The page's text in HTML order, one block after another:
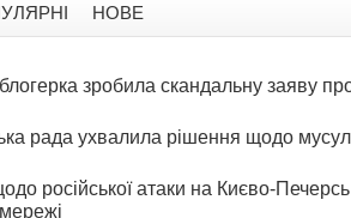
НОВЕ
зробила скандальну заяву
рада ухвалила рішення щодо
російської атаки на Києво-